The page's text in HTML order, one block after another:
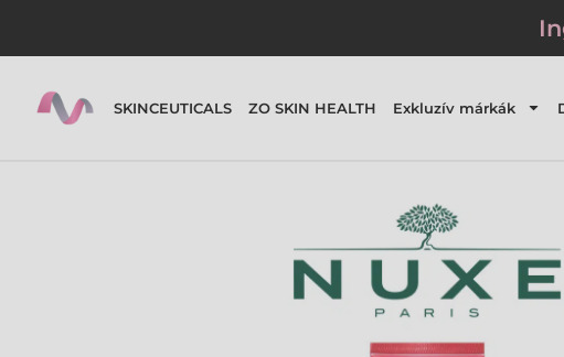
SKINCEUTICALS ZO SKIN HEALTH Exkluzív márkák